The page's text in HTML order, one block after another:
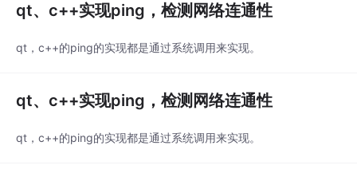
qt、c++实现ping，检测网络连通性
qt，c++的ping的实现都是通过系统调用来实现。
qt、c++实现ping，检测网络连通性
qt，c++的ping的实现都是通过系统调用来实现。